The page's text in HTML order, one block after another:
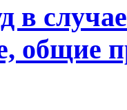
в
общие